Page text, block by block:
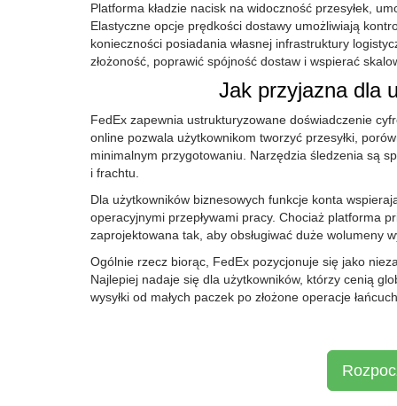
Platforma kładzie nacisk na widoczność przesyłek,
Elastyczne opcje prędkości dostawy umożliwiają
konieczności posiadania własnej infrastruktury
złożoność, poprawić spójność dostaw i wspierać
Jak przyjazna dla
FedEx zapewnia ustrukturyzowane doświadczenie
online pozwala użytkownikom tworzyć przesyłki,
minimalnym przygotowaniu. Narzędzia śledzenia są
i frachtu.
Dla użytkowników biznesowych funkcje konta
operacyjnymi przepływami pracy. Chociaż platforma
zaprojektowana tak, aby obsługiwać duże wolumeny
Ogólnie rzecz biorąc, FedEx pozycjonuje się jako
Najlepiej nadaje się dla użytkowników, którzy cenią
wysyłki od małych paczek po złożone operacje